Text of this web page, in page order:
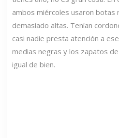
ambos miércoles usaron botas
demasiado altas. Tenían
casi nadie presta atención a
medias negras y los zapatos
igual de bien.